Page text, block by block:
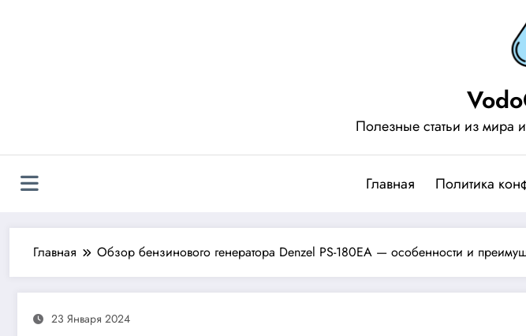
Полезные статьи из мира
Главная Политика
Главная Обзор бензинового генератора Denzel PS-180EA — особенности и
23 Января 2024